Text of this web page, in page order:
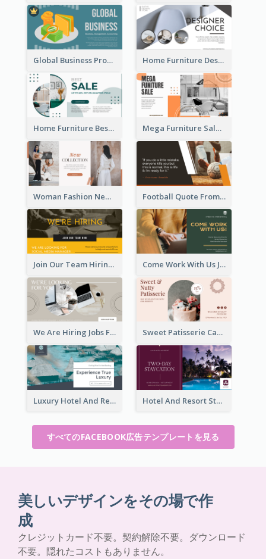
Global Business Promotional Facebook Ad (With Illustration) Home Furniture Design Store Facebook Ad
Home Furniture Best Sale Facebook Ad Mega Furniture Sale Facebook Ad
Woman Fashion New Collection Facebook Ad Football Quote From Football Legends Facebook Ad
Join Our Team Hiring Job Facebook Ad Come Work With Us Job Hiring Facebook Ad
We Are Hiring Jobs Facebook Ad Sweet Patisserie Cake Promotion Facebook Ad
Luxury Hotel And Resort Booking Facebook Ad Hotel And Resort Staycation Promotion Facebook Ad
すべてのFACEBOOK広告テンプレートを見る
美しいデザインをその場で作
成
クレジットカード不要。契約解除不要。ダウンロード
不要。隠れたコストもありません。